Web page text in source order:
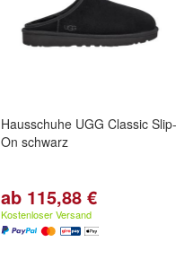
Hausschuhe UGG Classic Slip-
On schwarz
ab 115,88 €
Kostenloser Versand